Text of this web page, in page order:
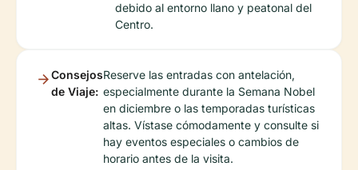
debido al entorno llano y peatonal del
Centro.
Consejos
de Viaje:
Reserve las entradas con antelación,
especialmente durante la Semana Nobel
en diciembre o las temporadas turísticas
altas. Vístase cómodamente y consulte si
hay eventos especiales o cambios de
horario antes de la visita.